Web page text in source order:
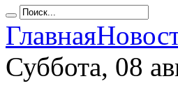
Главная
Суббота, 08